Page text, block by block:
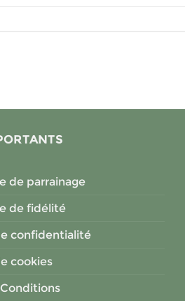
de parrainage
de fidélité
confidentialité
cookies